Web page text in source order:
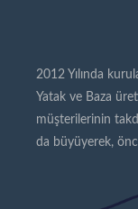
2012 Yılında
Yatak ve Baza
müşterilerinin
da büyüyerek,